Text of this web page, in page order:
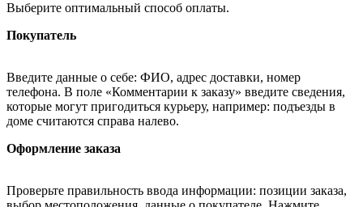
Выберите оптимальный способ оплаты.
Покупатель
Введите данные о себе: ФИО, адрес доставки, номер
телефона. В поле «Комментарии к заказу» введите сведения,
которые могут пригодиться курьеру, например: подъезды в
доме считаются справа налево.
Оформление заказа
Проверьте правильность ввода информации: позиции заказа,